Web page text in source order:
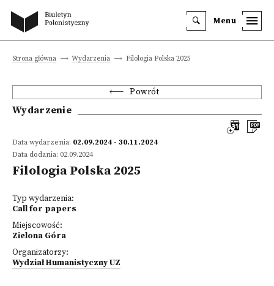
Menu
Strona główna Wydarzenia Filologia Polska 2025
Powrót
Wydarzenie
Data wydarzenia: 02.09.2024 - 30.11.2024
Data dodania: 02.09.2024
Filologia Polska 2025
Typ wydarzenia:
Call for papers
Miejscowość:
Zielona Góra
Organizatorzy:
Wydział Humanistyczny UZ